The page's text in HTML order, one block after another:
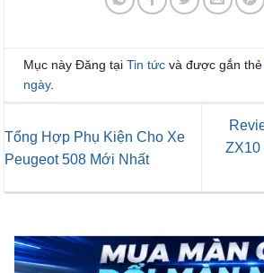
Mục này Đăng tại Tin tức và được gắn thẻ
ngày.
Tổng Hợp Phụ Kiện Cho Xe
Peugeot 508 Mới Nhất
ZX10